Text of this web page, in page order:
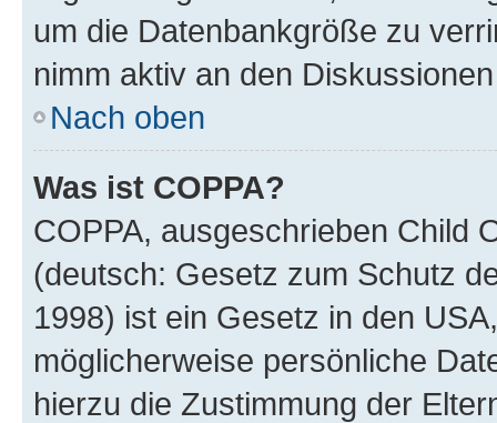
um die Datenbankgröße zu
nimm aktiv an den
Nach oben
Was ist COPPA?
COPPA, ausgeschrieben Child
(deutsch: Gesetz zum Schutz
1998) ist ein Gesetz in den
möglicherweise persönliche
hierzu die Zustimmung der